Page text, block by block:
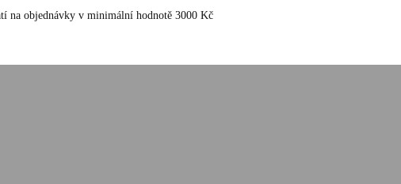
na objednávky v minimální hodnotě 3000 Kč